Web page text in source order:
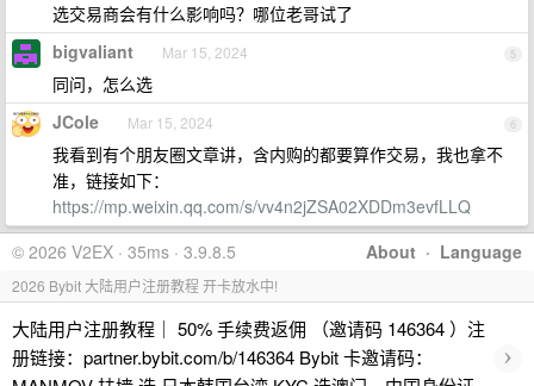
选交易商会有什么影响吗？哪位老哥试了
5
bigvaliant Mar 15, 2024
同问，怎么选
6
JCole Mar 15, 2024
我看到有个朋友圈文章讲，含内购的都要算作交易，我也拿不
准，链接如下：
https://mp.weixin.qq.com/s/vv4n2jZSA02XDDm3evfLLQ
About · Language
© 2026 V2EX · 35ms · 3.9.8.5
2026 Bybit 大陆用户注册教程 开卡放水中!
大陆用户注册教程｜ 50% 手续费返佣 （邀请码 146364 ）注
册链接：partner.bybit.com/b/146364 Bybit 卡邀请码：
›